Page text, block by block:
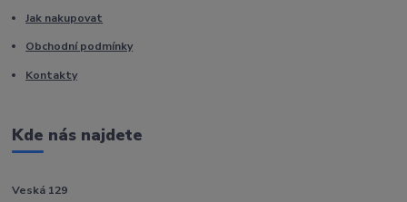
Jak nakupovat
Obchodní podmínky
Kontakty
Kde nás najdete
Veská 129